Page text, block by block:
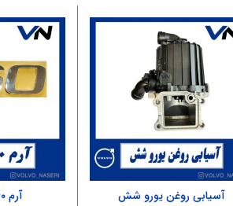
آسیابی روغن یورو شش آرم ۴۶۰ – FH500